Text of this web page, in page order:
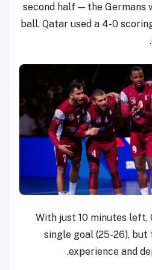
second half — the Germans
ball. Qatar used a 4-0
With just 10 minutes
single goal (25-26), but
experience and